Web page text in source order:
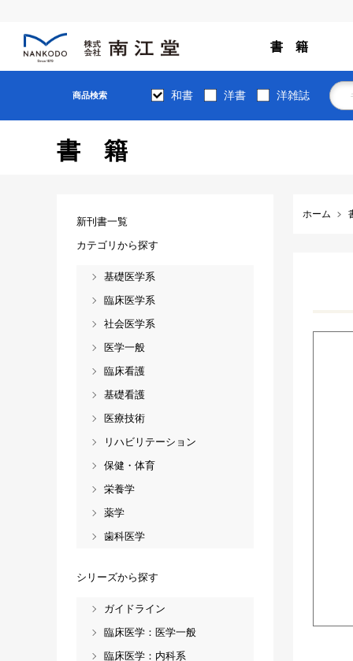
書 籍
商品検索 和書 洋書 洋雑誌
書籍
ホーム
新刊書一覧
カテゴリから探す
基礎医学系
臨床医学系
社会医学系
医学一般
臨床看護
基礎看護
医療技術
リハビリテーション
保健・体育
栄養学
薬学
歯科医学
シリーズから探す
ガイドライン
臨床医学：医学一般
臨床医学：内科系